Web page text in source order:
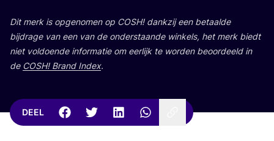
Dit merk is opge­no­men op COSH! dank­zij een betaal­de
bij­dra­ge van een van de onder­staan­de win­kels, het merk biedt
niet vol­doen­de infor­ma­tie om eer­lijk te wor­den beoor­deeld in
de COSH! Brand Index.
DEEL